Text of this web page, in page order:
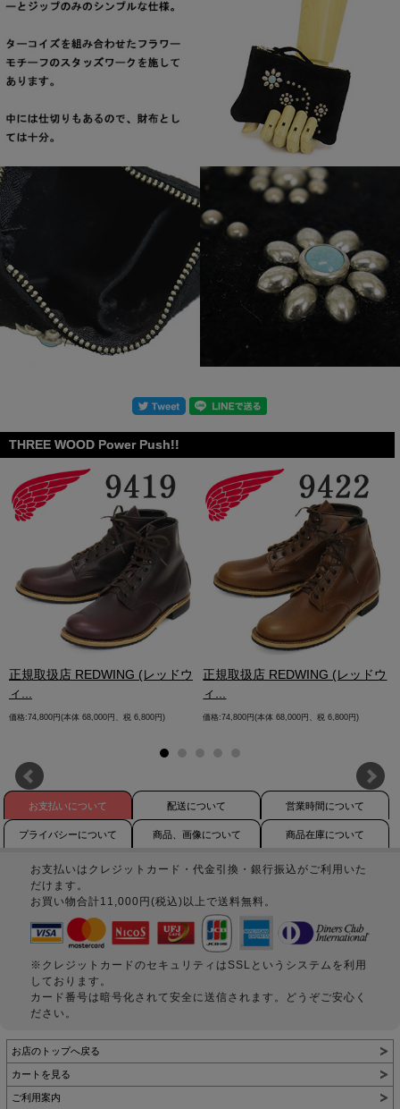
THREE WOOD Power Push!!
正規取扱店 REDWING (レッドウ
ィ...
価格:74,800円(本体 68,000円、税 6,800円)
正規取扱店 REDWING (レッドウ
ィ...
価格:74,800円(本体 68,000円、税 6,800円)
お支払いについて 配送について 営業時間について
プライバシーについて 商品、画像について 商品在庫について
お支払いはクレジットカード・代金引換・銀行振込がご利用いた
だけます。
お買い物合計11,000円(税込)以上で送料無料。
※クレジットカードのセキュリティはSSLというシステムを利用
しております。
カード番号は暗号化されて安全に送信されます。どうぞご安心く
ださい。
お店のトップへ戻る
カートを見る
ご利用案内